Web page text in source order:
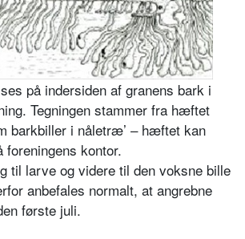
på indersiden af granens bark i
Tegningen stammer fra hæftet
barkbiller i nåletræ’ – hæftet kan
foreningens kontor.
til larve og videre til den voksne bille
anbefales normalt, at angrebne
første juli.